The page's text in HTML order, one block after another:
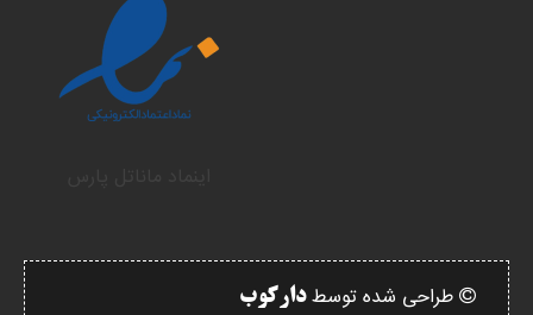
طراحی شده توسطدارکوب